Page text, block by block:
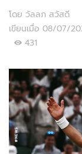
โดย วัลลภ สวัสดี
เขียนเมื่อ 08/07/
431